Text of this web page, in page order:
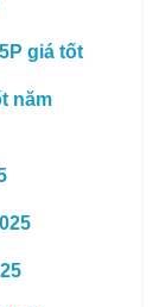
giá tốt
năm